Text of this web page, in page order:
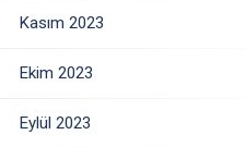
Kasım 2023
Ekim 2023
Eylül 2023